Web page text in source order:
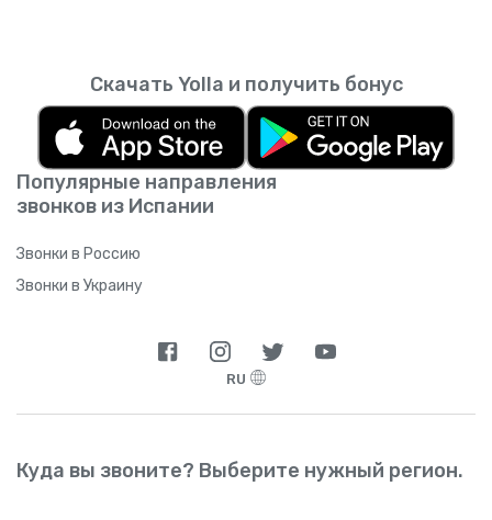
Популярные направления
звонков из Испании
Звонки в Россию
Звонки в Украину
Скачать Yolla и получить бонус
RU
Куда вы звоните? Выберите нужный регион.